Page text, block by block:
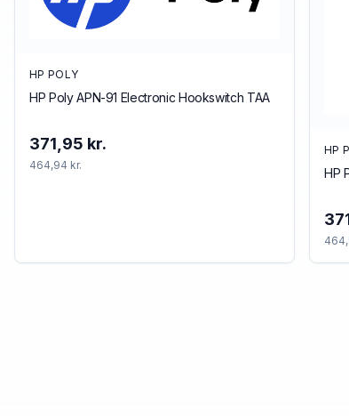
HP POLY
HP Poly APN-91 Electronic Hookswitch TAA
371,95 kr.
464,94 kr.
HP
HP